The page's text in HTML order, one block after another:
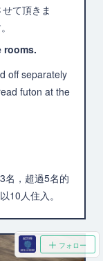
て頂きま
rooms.
off separately
futon at the
名，超過5名的
10人住入。
フォロー